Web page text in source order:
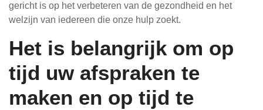
gericht is op het verbeteren van de gezondheid en het
welzijn van iedereen die onze hulp zoekt.
Het is belangrijk om op
tijd uw afspraken te
maken en op tijd te